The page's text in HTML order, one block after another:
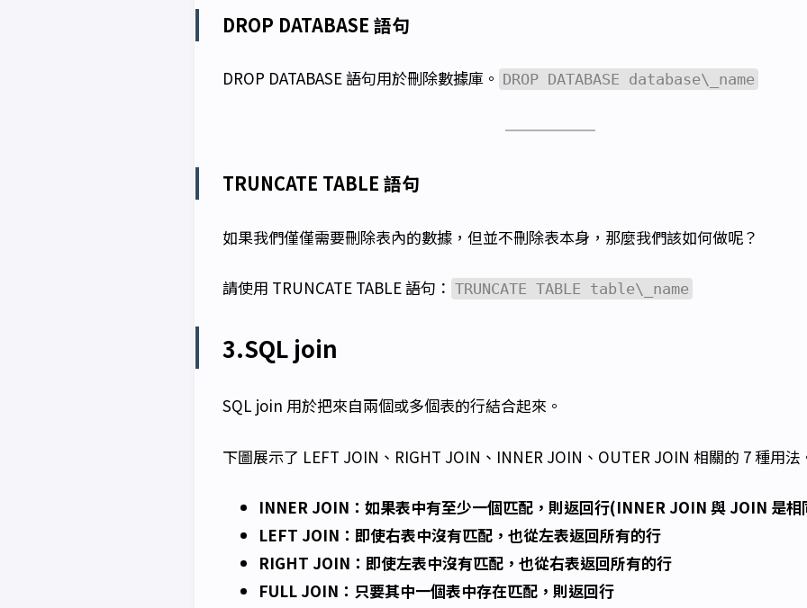
DROP DATABASE 語句
DROP DATABASE 語句用於刪除數據庫。 DROP DATABASE database\_name
TRUNCATE TABLE 語句
如果我們僅僅需要刪除表內的數據，但並不刪除表本身，那麼我們該如何做呢？
請使用 TRUNCATE TABLE 語句： TRUNCATE TABLE table\_name
3.SQL join
SQL join 用於把來自兩個或多個表的行結合起來。
下圖展示了 LEFT JOIN、RIGHT JOIN、INNER JOIN、OUTER JOIN 相關的 7 種用法
INNER JOIN：如果表中有至少一個匹配，則返回行(INNER JOIN 與 JOIN 是相
LEFT JOIN：即使右表中沒有匹配，也從左表返回所有的行
RIGHT JOIN：即使左表中沒有匹配，也從右表返回所有的行
FULL JOIN：只要其中一個表中存在匹配，則返回行